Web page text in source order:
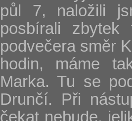
půl 7, naložili
posbírali
podvečera směr
hodin, máme
Marka. Tu se
Drunčí. Při
čekat nebude,